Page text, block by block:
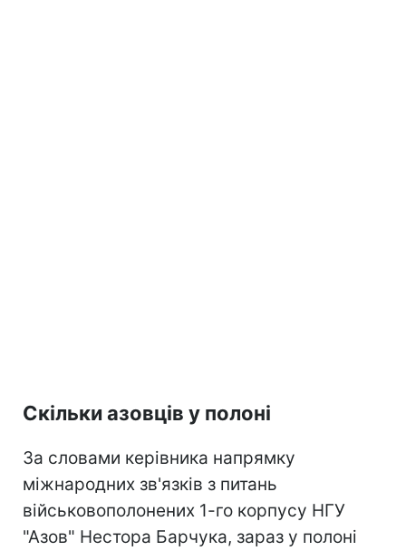
Скільки азовців у полоні
За словами керівника напрямку
міжнародних зв'язків з питань
військовополонених 1-го корпусу НГУ
"Азов" Нестора Барчука, зараз у полоні